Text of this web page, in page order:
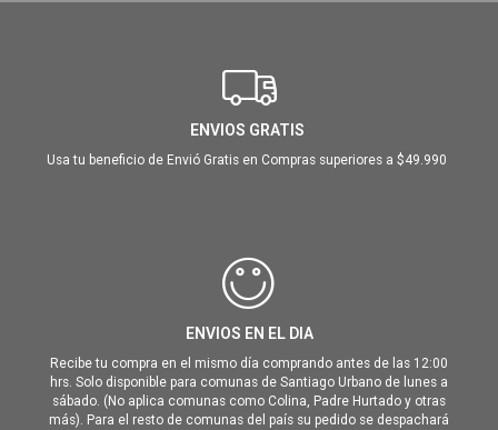
ENVIOS GRATIS
Usa tu beneficio de Envió Gratis en Compras superiores a $49.990
ENVIOS EN EL DIA
Recibe tu compra en el mismo día comprando antes de las 12:00
hrs. Solo disponible para comunas de Santiago Urbano de lunes a
sábado. (No aplica comunas como Colina, Padre Hurtado y otras
más). Para el resto de comunas del país su pedido se despachará